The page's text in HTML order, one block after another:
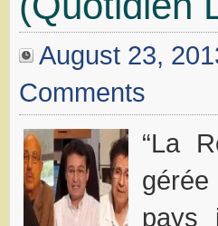
August 23,
Comments
“La
gérée
pays